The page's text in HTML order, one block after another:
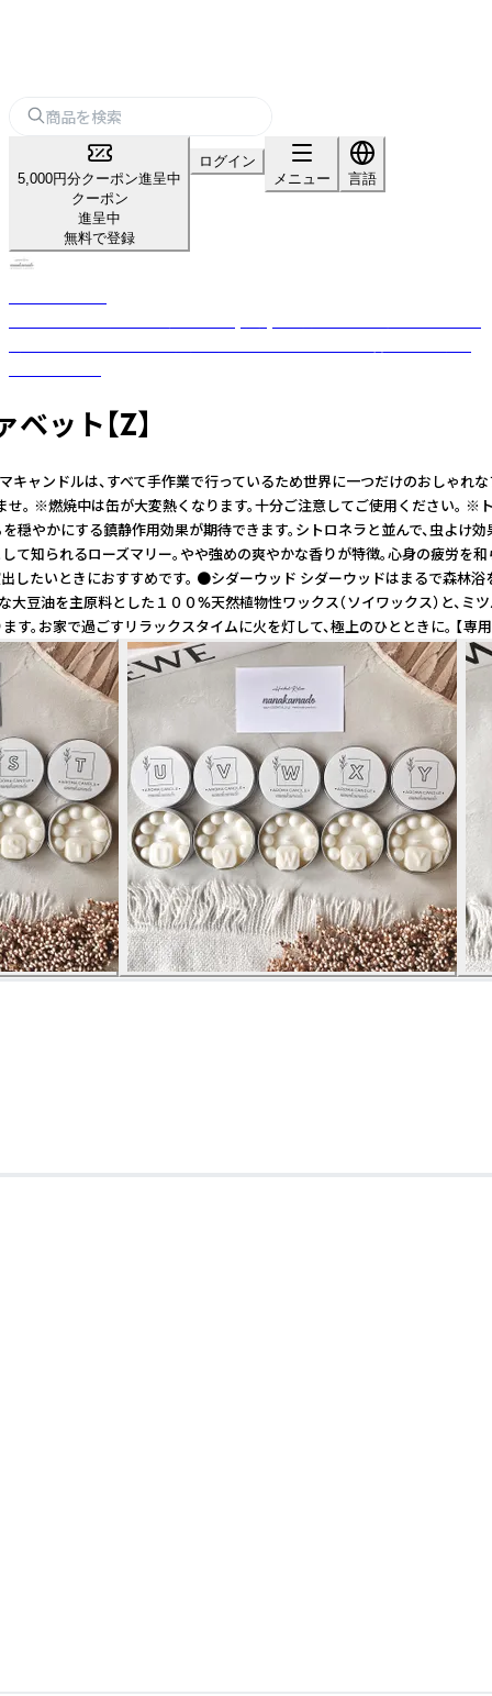
5,000円分クーポン進呈中
クーポン
進呈中
無料で登録
ログイン
メニュー
言語
ット【Z】
ドルは、すべて手作業で行っているため世界に一つだけのおし
燃焼中は缶が大変熱くなります。十分ご注意してご使用ください
にする鎮静作用効果が期待できます。シトロネラと並んで、虫
れるローズマリー。やや強めの爽やかな香りが特徴。心身の疲
いときにおすすめです。 ●シダーウッド シダーウッドはまるで
を主原料とした１００%天然植物性ワックス（ソイワックス）
家で過ごすリラックスタイムに火を灯して、極上のひとときに。 【